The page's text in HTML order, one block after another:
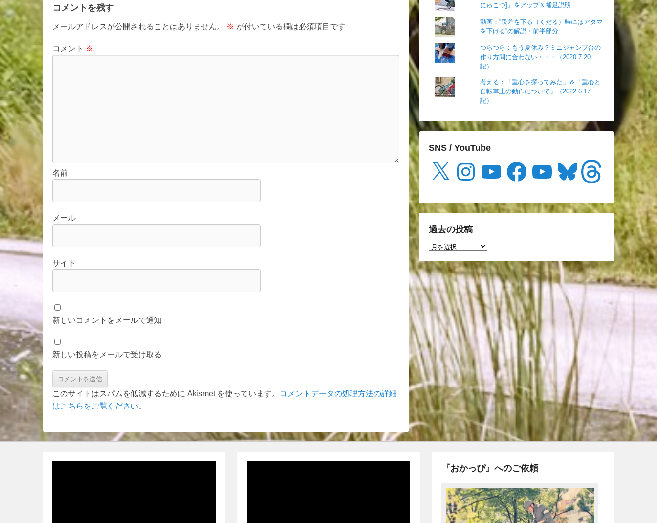
コメントを残す
メールアドレスが公開されることはありません。 ※ が付いている欄は必須項目です
コメント ※
名前
メール
サイト
新しいコメントをメールで通知
新しい投稿をメールで受け取る
このサイトはスパムを低減するために Akismet を使っています。
コメントデータの処理方法の詳細
はこちらをご覧ください。
にゅこつ]』をアップ＆補足説明
動画：”段差を下る（くだる）時にはアタマ
を下げる”の解説・前半部分
つらつら：もう夏休み？ミニジャンプ台の
作り方間に合わない・・・（2020.7.20
記）
考える：「重心を探ってみた」＆「重心と
自転車上の動作について」（2022.6.17
記）
SNS / YouTube
Instagram Facebook Bluesky Threads
過去の投稿
過
の
投
『おかっぴ』へのご依頼